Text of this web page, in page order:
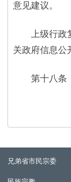
意见建议。
上级行政复
关政府信息公
第十八条
兄弟省市民宗委